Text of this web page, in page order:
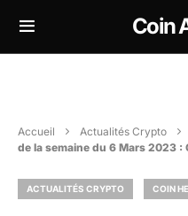
Coin
Accueil Actualités Crypto
de la semaine du 6 Mars 2023 :
ACTUALITÉS CRYPTO COIN